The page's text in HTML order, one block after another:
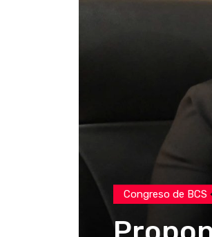
Congreso de BCS